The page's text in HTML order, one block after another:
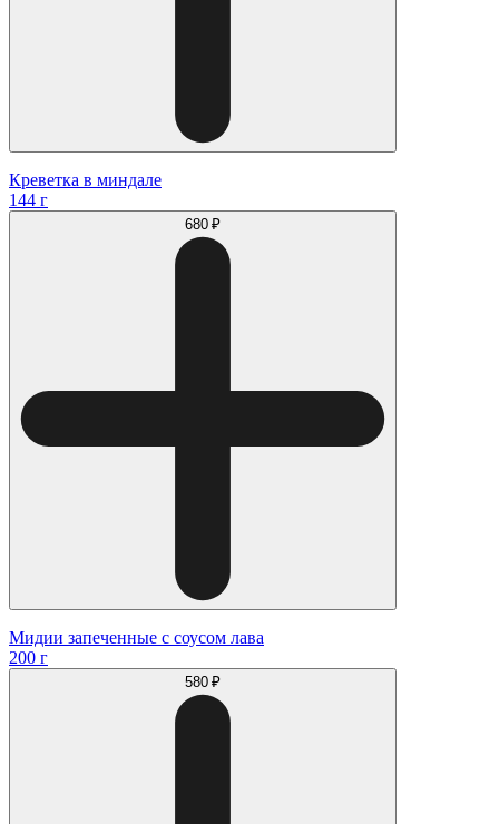
Креветка в миндале
144 г
680 ₽
Мидии запеченные с соусом лава
200 г
580 ₽